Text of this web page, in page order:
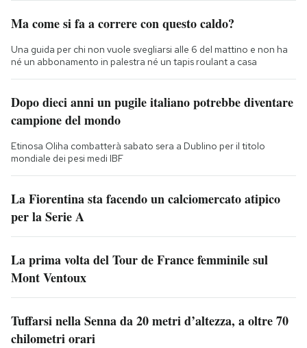
Ma come si fa a correre con questo caldo?
Una guida per chi non vuole svegliarsi alle 6 del mattino e non ha
né un abbonamento in palestra né un tapis roulant a casa
Dopo dieci anni un pugile italiano potrebbe diventare
campione del mondo
Etinosa Oliha combatterà sabato sera a Dublino per il titolo
mondiale dei pesi medi IBF
La Fiorentina sta facendo un calciomercato atipico
per la Serie A
La prima volta del Tour de France femminile sul
Mont Ventoux
Tuffarsi nella Senna da 20 metri d’altezza, a oltre 70
chilometri orari